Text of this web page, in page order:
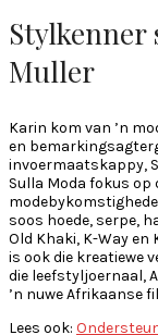
Stylkenner
Muller
Karin kom van ’n
en
invoermaatskappy,
Sulla Moda fokus op
modebykomstighede
soos hoede, serpe,
Old Khaki, K-Way en
is ook die kreatiewe
die leefstyljoernaal,
’n nuwe Afrikaanse
Lees ook: